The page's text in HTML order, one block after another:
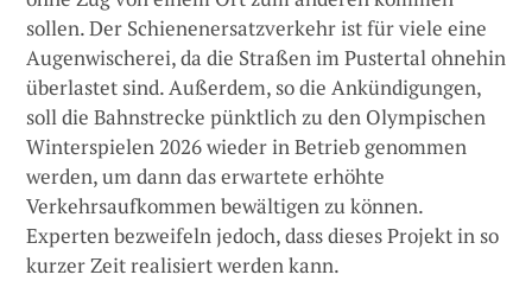
sollen. Der Schienenersatzverkehr ist für viele eine
Augenwischerei, da die Straßen im Pustertal ohnehin
überlastet sind. Außerdem, so die Ankündigungen,
soll die Bahnstrecke pünktlich zu den Olympischen
Winterspielen 2026 wieder in Betrieb genommen
werden, um dann das erwartete erhöhte
Verkehrsaufkommen bewältigen zu können.
Experten bezweifeln jedoch, dass dieses Projekt in so
kurzer Zeit realisiert werden kann.